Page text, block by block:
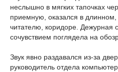
неслышно в мягких тапочках
приемную, оказался в
читателю, коридоре. Дежурная
сочувствием поглядела на
Звук явно раздавался из-за
руководитель отдела